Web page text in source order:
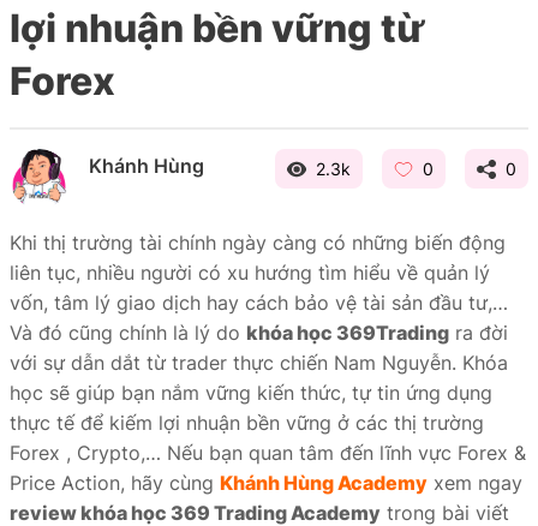
lợi nhuận bền vững từ
Forex
Khánh Hùng 2.3k 0 0
Khi thị trường tài chính ngày càng có những biến động
liên tục, nhiều người có xu hướng tìm hiểu về quản lý
vốn, tâm lý giao dịch hay cách bảo vệ tài sản đầu tư,…
Và đó cũng chính là lý do khóa học 369Trading ra đời
với sự dẫn dắt từ trader thực chiến Nam Nguyễn. Khóa
học sẽ giúp bạn nắm vững kiến thức, tự tin ứng dụng
thực tế để kiếm lợi nhuận bền vững ở các thị trường
Forex , Crypto,… Nếu bạn quan tâm đến lĩnh vực Forex &
Price Action, hãy cùng Khánh Hùng Academy xem ngay
review khóa học 369 Trading Academy trong bài viết